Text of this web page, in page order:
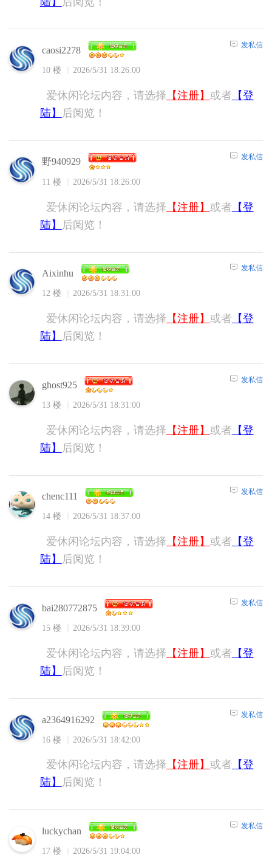
caosi2278
10 楼 2026/5/31 18:26:00
发私信
爱休闲论坛内容，请选择 【注册】 或者 【登
陆】
后阅览！
野940929
11 楼 2026/5/31 18:26:00
发私信
爱休闲论坛内容，请选择 【注册】 或者 【登
陆】
后阅览！
Aixinhu
12 楼 2026/5/31 18:31:00
发私信
爱休闲论坛内容，请选择 【注册】 或者 【登
陆】
后阅览！
ghost925
13 楼 2026/5/31 18:31:00
发私信
爱休闲论坛内容，请选择 【注册】 或者 【登
陆】
后阅览！
chenc111
14 楼 2026/5/31 18:37:00
发私信
爱休闲论坛内容，请选择 【注册】 或者 【登
陆】
后阅览！
bai280772875
15 楼 2026/5/31 18:39:00
发私信
爱休闲论坛内容，请选择 【注册】 或者 【登
陆】
后阅览！
a2364916292
16 楼 2026/5/31 18:42:00
发私信
爱休闲论坛内容，请选择 【注册】 或者 【登
陆】
后阅览！
luckychan
17 楼 2026/5/31 19:04:00
发私信